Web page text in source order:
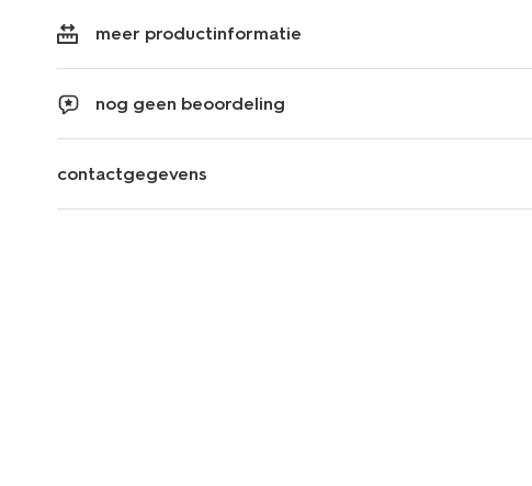
meer productinformatie
nog geen beoordeling
contactgegevens